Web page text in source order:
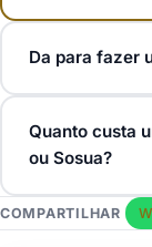
Da para fazer
Sim. Sosua fica a
muitos operadores
busca em hoteis
barco pela laguna,
Playa Caleton,
Quanto custa
ou Sosua?
Um passeio a Gri
110 dolares por
COMPARTILHAR